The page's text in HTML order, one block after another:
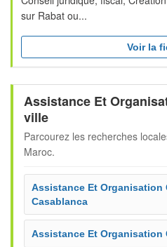
sur Rabat ou...
Voir la
Assistance Et
ville
Parcourez les recherches
Maroc.
Assistance Et Organisation
Casablanca
Assistance Et Organisation